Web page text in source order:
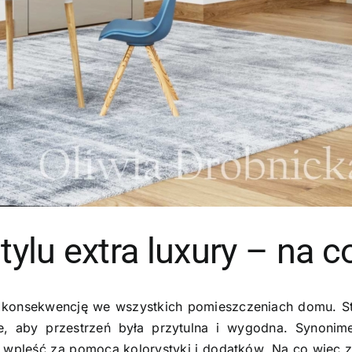
extra luxury – na
we wszystkich pomieszczeniach domu.
aby przestrzeń była przytulna i wygodna.